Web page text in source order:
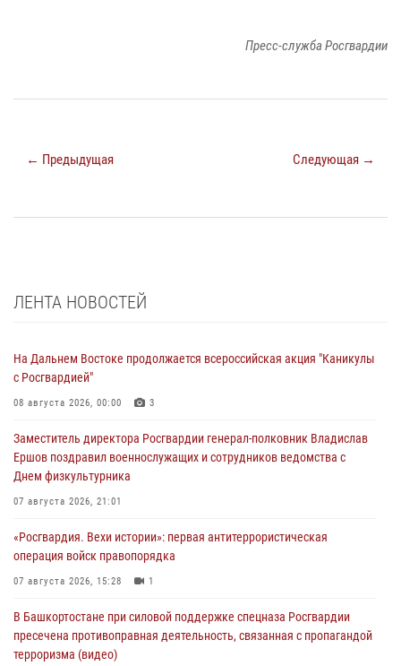
Пресс-служба Росгвардии
← Предыдущая Следующая →
ЛЕНТА НОВОСТЕЙ
На Дальнем Востоке продолжается всероссийская акция "Каникулы
с Росгвардией"
08 августа 2026, 00:00 3
Заместитель директора Росгвардии генерал-полковник Владислав
Ершов поздравил военнослужащих и сотрудников ведомства с
Днем физкультурника
07 августа 2026, 21:01
«Росгвардия. Вехи истории»: первая антитеррористическая
операция войск правопорядка
07 августа 2026, 15:28 1
В Башкортостане при силовой поддержке спецназа Росгвардии
пресечена противоправная деятельность, связанная с пропагандой
терроризма (видео)